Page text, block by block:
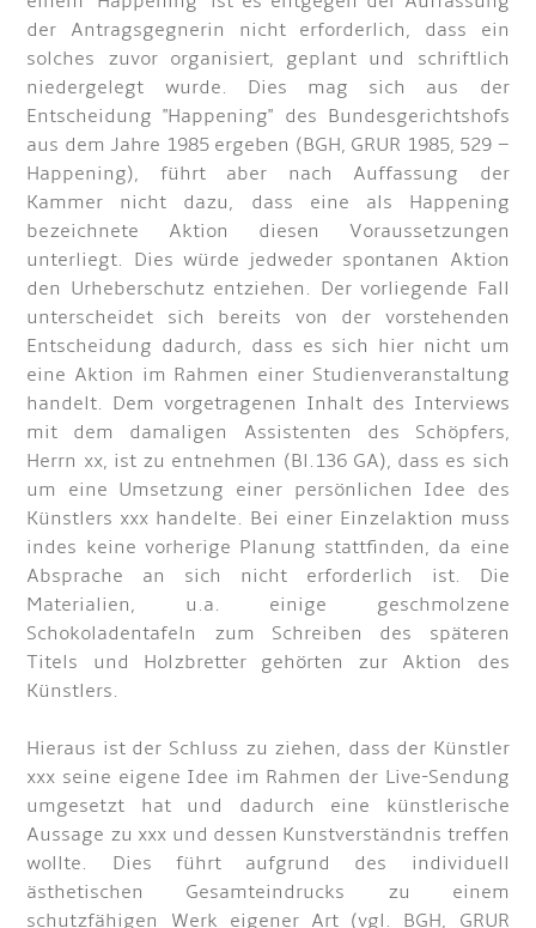
der Antragsgegnerin nicht erforderlich, dass ein
solches zuvor organisiert, geplant und schriftlich
niedergelegt wurde. Dies mag sich aus der
Entscheidung "Happening" des Bundesgerichtshofs
aus dem Jahre 1985 ergeben (BGH, GRUR 1985, 529 –
Happening), führt aber nach Auffassung der
Kammer nicht dazu, dass eine als Happening
bezeichnete Aktion diesen Voraussetzungen
unterliegt. Dies würde jedweder spontanen Aktion
den Urheberschutz entziehen. Der vorliegende Fall
unterscheidet sich bereits von der vorstehenden
Entscheidung dadurch, dass es sich hier nicht um
eine Aktion im Rahmen einer Studienveranstaltung
handelt. Dem vorgetragenen Inhalt des Interviews
mit dem damaligen Assistenten des Schöpfers,
Herrn xx, ist zu entnehmen (Bl.136 GA), dass es sich
um eine Umsetzung einer persönlichen Idee des
Künstlers xxx handelte. Bei einer Einzelaktion muss
indes keine vorherige Planung stattfinden, da eine
Absprache an sich nicht erforderlich ist. Die
Materialien, u.a. einige geschmolzene
Schokoladentafeln zum Schreiben des späteren
Titels und Holzbretter gehörten zur Aktion des
Künstlers.
Hieraus ist der Schluss zu ziehen, dass der Künstler
xxx seine eigene Idee im Rahmen der Live-Sendung
umgesetzt hat und dadurch eine künstlerische
Aussage zu xxx und dessen Kunstverständnis treffen
wollte. Dies führt aufgrund des individuell
ästhetischen Gesamteindrucks zu einem
schutzfähigen Werk eigener Art (vgl. BGH, GRUR